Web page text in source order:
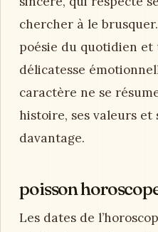
chercher à le
poésie du quotidien et
délicatesse
caractère ne se
histoire, ses valeurs
davantage.
poisson
Les dates de